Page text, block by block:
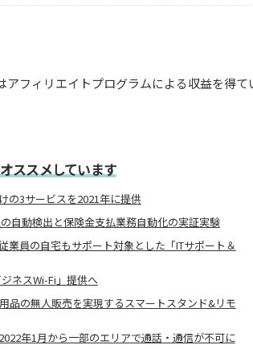
アフィリエイトプログラムによる収益を得
ススメしています
の3サービスを2021年に提供
自動検出と保険金支払業務自動化の実証実験
業員の自宅もサポート対象とした「ITサポート＆
ネスWi-Fi」提供へ
品の無人販売を実現するスマートスタンド&リモ
年1月から一部のエリアで通話・通信が不可に